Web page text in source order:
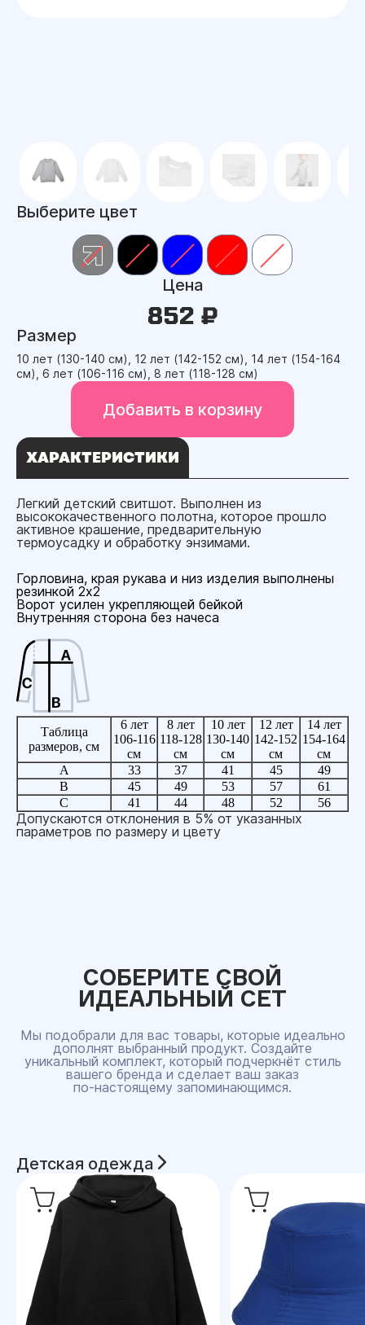
Выберите цвет
Цена
852 ₽
Размер
10 лет (130-140 см), 12 лет (142-152 см), 14 лет (154-164
см), 6 лет (106-116 см), 8 лет (118-128 см)
Добавить в корзину
ХАРАКТЕРИСТИКИ
Легкий детский свитшот. Выполнен из
высококачественного полотна, которое прошло
активное крашение, предварительную
термоусадку и обработку энзимами.
Горловина, края рукава и низ изделия выполнены
резинкой 2х2
Ворот усилен укрепляющей бейкой
Внутренняя сторона без начеса
Таблица
размеров, см
6 лет
106-116
см
8 лет
118-128
см
10 лет
130-140
см
12 лет
142-152
см
14 лет
154-164
см
A
33 37 41 45
49
B
45 49 53 57
61
C
41 44 48 52 56
Допускаются отклонения в 5% от указанных
параметров по размеру и цвету
СОБЕРИТЕ СВОЙ
ИДЕАЛЬНЫЙ СЕТ
Мы подобрали для вас товары, которые идеально
дополнят выбранный продукт. Создайте
уникальный комплект, который подчеркнёт стиль
вашего бренда и сделает ваш заказ
по‑настоящему запоминающимся.
Детская одежда